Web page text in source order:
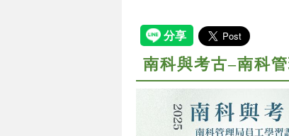
南科與考古–南科